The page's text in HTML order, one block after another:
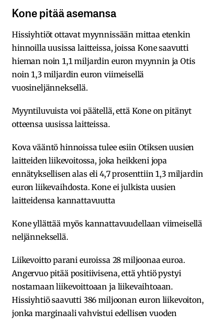
Kone pitää asemansa
Hissiyhtiöt ottavat myynnissään mittaa etenkin
hinnoilla uusissa laitteissa, joissa Kone saavutti
hieman noin 1,1 miljardin euron myynnin ja Otis
noin 1,3 miljardin euron viimeisellä
vuosineljänneksellä.
Myyntiluvuista voi päätellä, että Kone on pitänyt
otteensa uusissa laitteissa.
Kova vääntö hinnoissa tulee esiin Otiksen uusien
laitteiden liikevoitossa, joka heikkeni jopa
ennätyksellisen alas eli 4,7 prosenttiin 1,3 miljardin
euron liikevaihdosta. Kone ei julkista uusien
laitteidensa kannattavuutta
Kone yllättää myös kannattavuudellaan viimeisellä
neljänneksellä.
Liikevoitto parani euroissa 28 miljoonaa euroa.
Angervuo pitää positiivisena, että yhtiö pystyi
nostamaan liikevoittoaan ja liikevaihtoaan.
Hissiyhtiö saavutti 386 miljoonan euron liikevoiton,
jonka marginaali vahvistui edellisen vuoden